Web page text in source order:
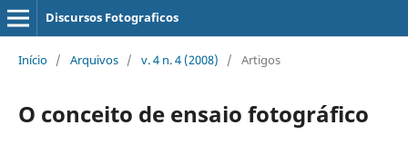
Discursos Fotograficos
Início / Arquivos / v. 4 n. 4 (2008) / Artigos
O conceito de ensaio fotográfico